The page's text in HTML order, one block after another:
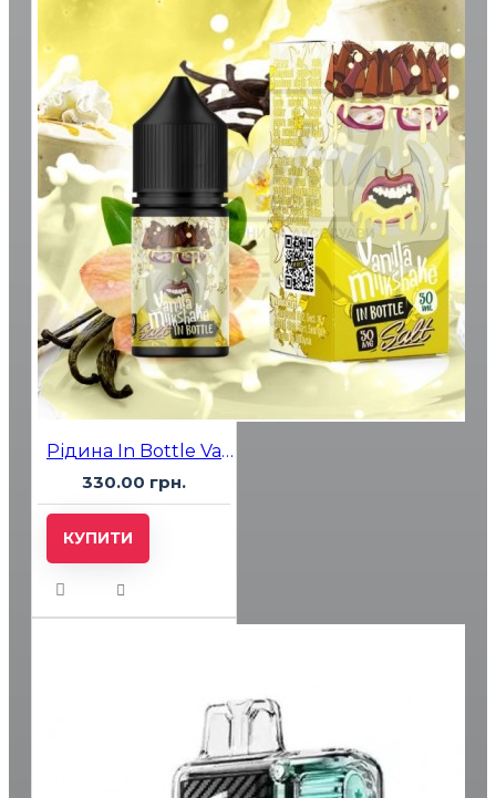
Рідина In Bottle Vanilla Milkshake (Ванільний Мілкшейк) 30мл 5%
330.00 грн.
КУПИТИ